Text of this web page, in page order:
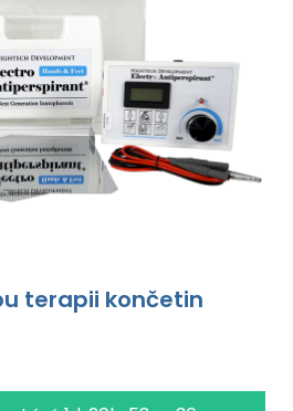
terapii končetin